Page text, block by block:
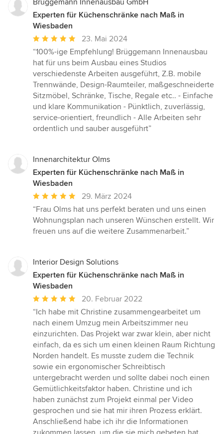
Brüggemann Innenausbau GmbH
Experten für Küchenschränke nach Maß in
Wiesbaden
Durchschnittliche
Bewertung:
5
von
5
Sternen
23. Mai 2024
“100%-ige Empfehlung! Brüggemann Innenausbau
hat für uns beim Ausbau eines Studios
verschiedenste Arbeiten ausgeführt, Z.B. mobile
Trennwände, Design-Raumteiler, maßgeschneiderte
Sitzmöbel, Schränke, Tische, Regale etc.. - Einfache
und klare Kommunikation - Pünktlich, zuverlässig,
service-orientiert, freundlich - Alle Arbeiten sehr
ordentlich und sauber ausgeführt”
Innenarchitektur Olms
Experten für Küchenschränke nach Maß in
Wiesbaden
Durchschnittliche
Bewertung:
5
von
29. März 2024
“Frau Olms hat uns perfekt beraten und uns einen
Wohnungsplan nach unseren Wünschen erstellt. Wir
freuen uns auf die weitere Zusammenarbeit.”
Interior Design Solutions
Experten für Küchenschränke nach Maß in
Wiesbaden
Durchschnittliche
Bewertung:
5
von
5
Sternen
20. Februar 2022
“Ich habe mit Christine zusammengearbeitet um
nach einem Umzug mein Arbeitszimmer neu
einzurichten. Das Projekt war zwar klein, aber nicht
einfach, da es sich um einen kleinen Raum Richtung
Norden handelt. Es musste zudem die Technik
sowie ein ergonomischer Schreibtisch
untergebracht werden und sollte dabei noch einen
Gemütlichkeitsfaktor haben. Christine und ich
haben zunächst zum Projekt einmal per Video
gesprochen und sie hat mir ihren Prozess erklärt.
Anschließend habe ich ihr die Informationen